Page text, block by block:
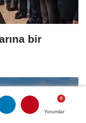
Yorumlar
Yorumlar
bir